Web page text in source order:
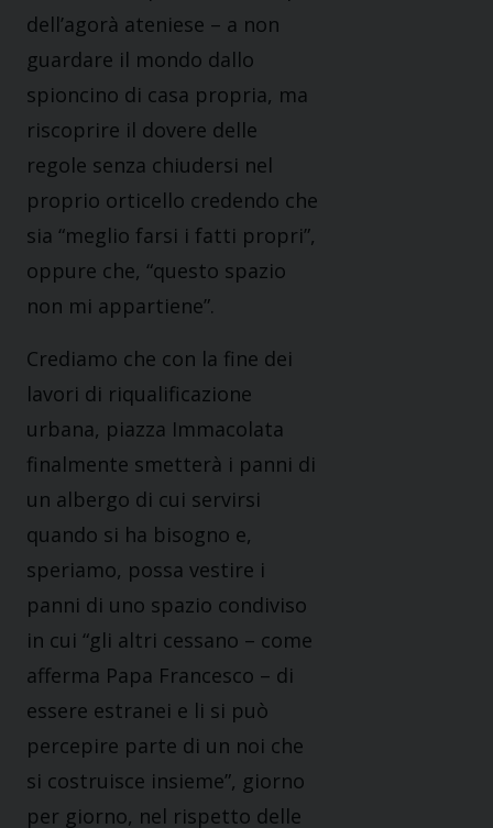
dell’agorà ateniese – a non
guardare il mondo dallo
spioncino di casa propria, ma
riscoprire il dovere delle
regole senza chiudersi nel
proprio orticello credendo che
sia “meglio farsi i fatti propri”,
oppure che, “questo spazio
non mi appartiene”.
Crediamo che con la fine dei
lavori di riqualificazione
urbana, piazza Immacolata
finalmente smetterà i panni di
un albergo di cui servirsi
quando si ha bisogno e,
speriamo, possa vestire i
panni di uno spazio condiviso
in cui “gli altri cessano – come
afferma Papa Francesco – di
essere estranei e li si può
percepire parte di un noi che
si costruisce insieme”, giorno
per giorno, nel rispetto delle